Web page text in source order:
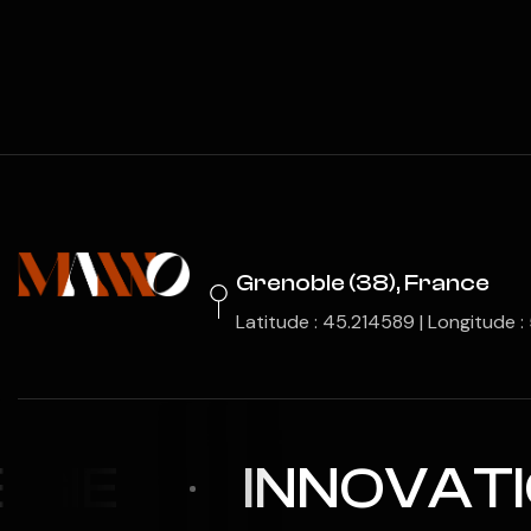
Grenoble (38), France
Latitude : 45.214589 | Longitude :